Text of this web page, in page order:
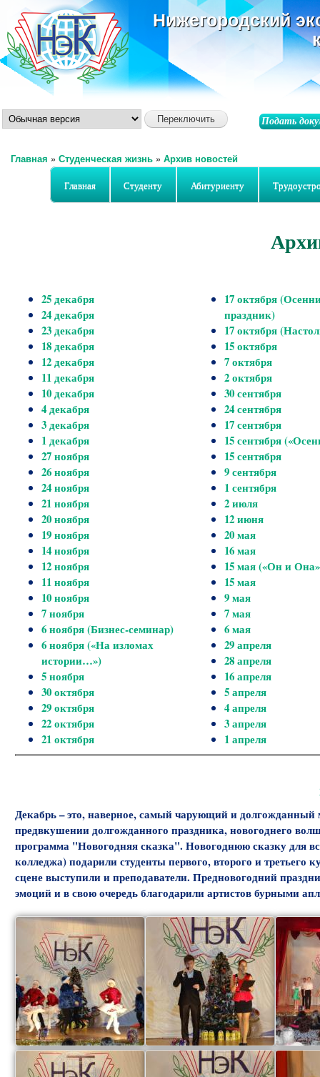
Нижегородский
Подать
Главная » Студенческая жизнь » Архив новостей
Главная Студенту Абитуриенту
25 декабря
24 декабря
23 декабря
18 декабря
12 декабря
11 декабря
10 декабря
4 декабря
3 декабря
1 декабря
27 ноября
26 ноября
24 ноября
21 ноября
20 ноября
19 ноября
14 ноября
12 ноября
11 ноября
10 ноября
7 ноября
6 ноября (Бизнес-семинар)
6 ноября («На изломах
истории…»)
5 ноября
30 октября
29 октября
22 октября
21 октября
17 октября
праздник)
17 октября
15 октября
7 октября
2 октября
30 сентября
24 сентября
17 сентября
15 сентября
15 сентября
9 сентября
1 сентября
2 июля
12 июня
20 мая
16 мая
15 мая («Он и
15 мая
9 мая
7 мая
6 мая
29 апреля
28 апреля
16 апреля
5 апреля
4 апреля
3 апреля
1 апреля
Декабрь – это, наверное, самый чарующий и долгожданный
предвкушении долгожданного праздника, новогоднего
программа "Новогодняя сказка". Новогоднюю сказку для
колледжа) подарили студенты первого, второго и третьего
сцене выступили и преподаватели. Предновогодний
эмоций и в свою очередь благодарили артистов бурными